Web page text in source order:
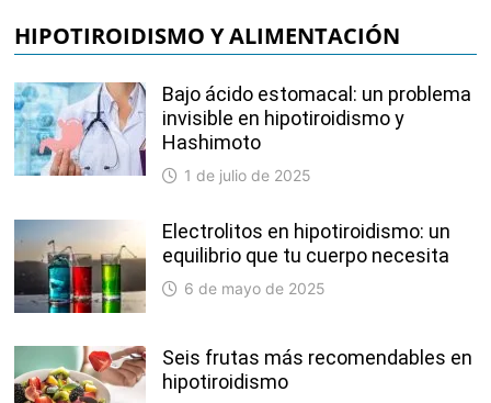
HIPOTIROIDISMO Y ALIMENTACIÓN
Bajo ácido estomacal: un problema
invisible en hipotiroidismo y
Hashimoto
1 de julio de 2025
Electrolitos en hipotiroidismo: un
equilibrio que tu cuerpo necesita
6 de mayo de 2025
Seis frutas más recomendables en
hipotiroidismo